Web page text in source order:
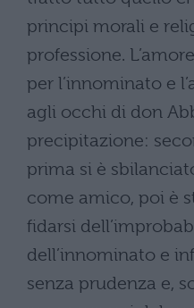
principi morali e
professione.
per l’innominato e
agli occhi di don
precipitazione:
prima si è
come amico, poi è
fidarsi
dell’innominato e
senza prudenza e,